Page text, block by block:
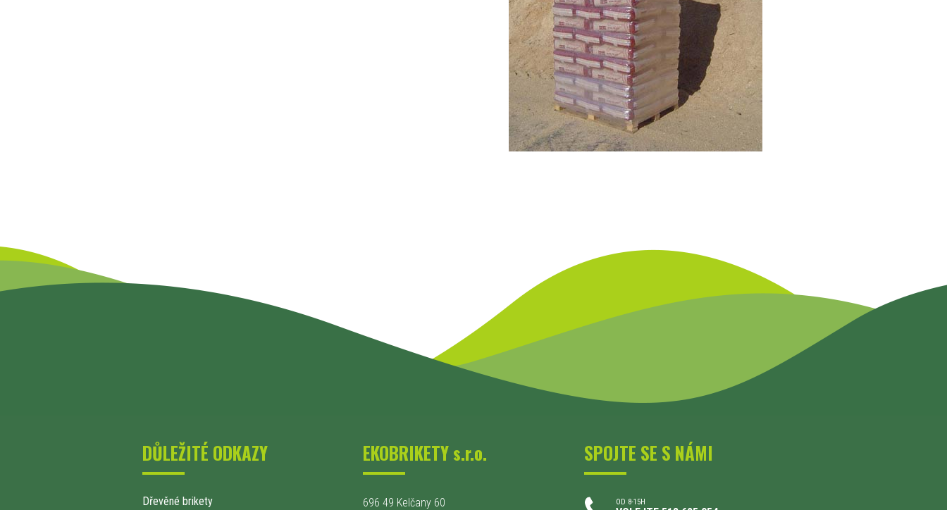
DŮLEŽITÉ ODKAZY
Dřevěné brikety
EKOBRIKETY s.r.o.
696 49 Kelčany 60
SPOJTE SE S NÁMI
OD 8-15H